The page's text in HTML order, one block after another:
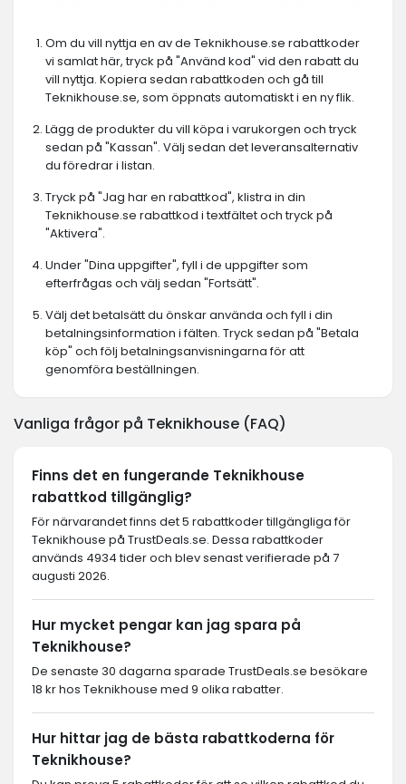
Om du vill nyttja en av de Teknikhouse.se rabattkoder
vi samlat här, tryck på "Använd kod" vid den rabatt du
vill nyttja. Kopiera sedan rabattkoden och gå till
Teknikhouse.se, som öppnats automatiskt i en ny flik.
Lägg de produkter du vill köpa i varukorgen och tryck
sedan på "Kassan". Välj sedan det leveransalternativ
du föredrar i listan.
Tryck på "Jag har en rabattkod", klistra in din
Teknikhouse.se rabattkod i textfältet och tryck på
"Aktivera".
Under "Dina uppgifter", fyll i de uppgifter som
efterfrågas och välj sedan "Fortsätt".
Välj det betalsätt du önskar använda och fyll i din
betalningsinformation i fälten. Tryck sedan på "Betala
köp" och följ betalningsanvisningarna för att
genomföra beställningen.
Vanliga frågor på Teknikhouse (FAQ)
Finns det en fungerande Teknikhouse
rabattkod tillgänglig?
För närvarandet finns det 5 rabattkoder tillgängliga för
Teknikhouse på TrustDeals.se. Dessa rabattkoder
används 4934 tider och blev senast verifierade på 7
augusti 2026.
Hur mycket pengar kan jag spara på
Teknikhouse?
De senaste 30 dagarna sparade TrustDeals.se besökare
18 kr hos Teknikhouse med 9 olika rabatter.
Hur hittar jag de bästa rabattkoderna för
Teknikhouse?